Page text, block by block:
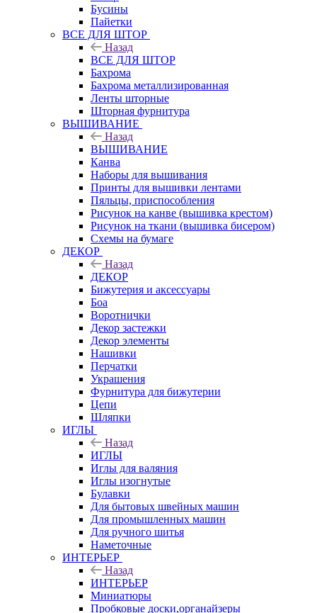
Бусины
Пайетки
ВСЕ ДЛЯ ШТОР
Назад
ВСЕ ДЛЯ ШТОР
Бахрома
Бахрома металлизированная
Ленты шторные
Шторная фурнитура
ВЫШИВАНИЕ
Назад
ВЫШИВАНИЕ
Канва
Наборы для вышивания
Принты для вышивки лентами
Пяльцы, приспособления
Рисунок на канве (вышивка крестом)
Рисунок на ткани (вышивка бисером)
Схемы на бумаге
ДЕКОР
Назад
ДЕКОР
Бижутерия и аксессуары
Боа
Воротнички
Декор застежки
Декор элементы
Нашивки
Перчатки
Украшения
Фурнитура для бижутерии
Цепи
Шляпки
ИГЛЫ
Назад
ИГЛЫ
Иглы для валяния
Иглы изогнутые
Булавки
Для бытовых швейных машин
Для промышленных машин
Для ручного шитья
Наметочные
ИНТЕРЬЕР
Назад
ИНТЕРЬЕР
Миниатюры
Пробковые доски,органайзеры